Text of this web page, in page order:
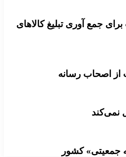
جمع آوری تبلیغ کالاهای
از اصحاب رسانه
نمی‌کند
جمعیتی» کشور